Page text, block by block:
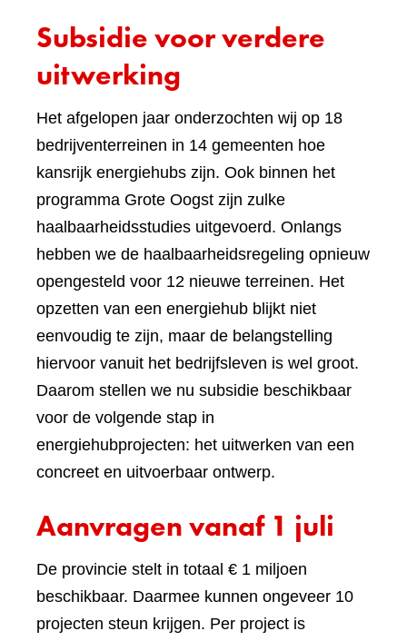
Subsidie voor verdere
uitwerking
Het afgelopen jaar onderzochten wij op 18
bedrijventerreinen in 14 gemeenten hoe
kansrijk energiehubs zijn. Ook binnen het
programma Grote Oogst zijn zulke
haalbaarheidsstudies uitgevoerd. Onlangs
hebben we de haalbaarheidsregeling opnieuw
opengesteld voor 12 nieuwe terreinen. Het
opzetten van een energiehub blijkt niet
eenvoudig te zijn, maar de belangstelling
hiervoor vanuit het bedrijfsleven is wel groot.
Daarom stellen we nu subsidie beschikbaar
voor de volgende stap in
energiehubprojecten: het uitwerken van een
concreet en uitvoerbaar ontwerp.
Aanvragen vanaf 1 juli
De provincie stelt in totaal € 1 miljoen
beschikbaar. Daarmee kunnen ongeveer 10
projecten steun krijgen. Per project is